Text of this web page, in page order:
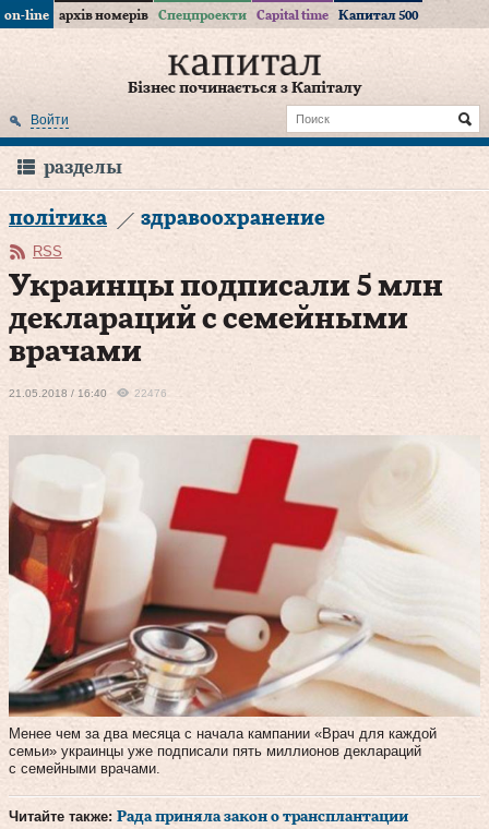
on-line архів номерів Спецпроекти Capital time Капитал 500
Бізнес починається з Капіталу
Войти
разделы
політика здравоохранение
RSS
Украинцы подписали 5 млн
деклараций с семейными
врачами
21.05.2018 / 16:40 22476
Менее чем за два месяца с начала кампании «Врач для каждой
семьи» украинцы уже подписали пять миллионов деклараций
с семейными врачами.
Читайте также: Рада приняла закон о трансплантации